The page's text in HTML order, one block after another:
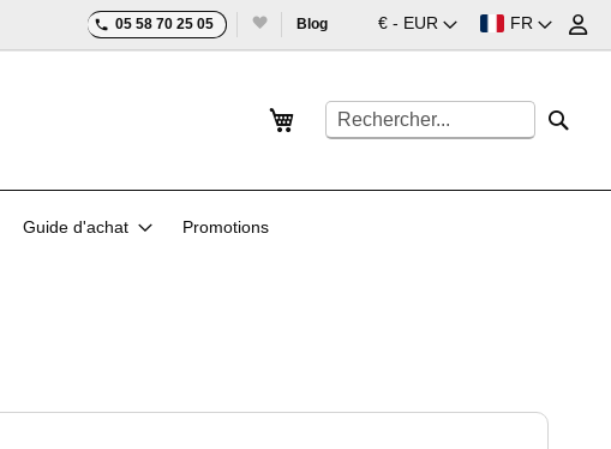
Devise
€ - EUR Langue
FR
05 58 70 25 05 Blog
Mon panier
Rechercher
Guide d'achat Promotions